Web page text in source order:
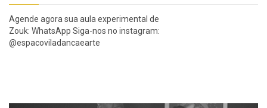
Agende agora sua aula experimental de
Zouk: WhatsApp Siga-nos no instagram:
@espacoviladancaearte